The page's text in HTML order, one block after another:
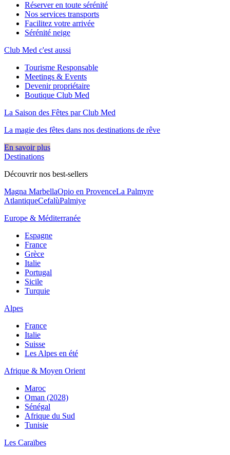
Réserver en toute sérénité
Nos services transports
Facilitez votre arrivée
Sérénité neige
Club Med c'est aussi
Tourisme Responsable
Meetings & Events
Devenir propriétaire
Boutique Club Med
La Saison des Fêtes par Club Med
La magie des fêtes dans nos destinations de rêve​
En savoir plus
Destinations
Découvrir nos best-sellers
Magna MarbellaOpio en ProvenceLa Palmyre
AtlantiqueCefalùPalmiye
Europe & Méditerranée
Espagne
France
Grèce
Italie
Portugal
Sicile
Turquie
Alpes
France
Italie
Suisse
Les Alpes en été
Afrique & Moyen Orient
Maroc
Oman (2028)
Sénégal
Afrique du Sud
Tunisie
Les Caraïbes